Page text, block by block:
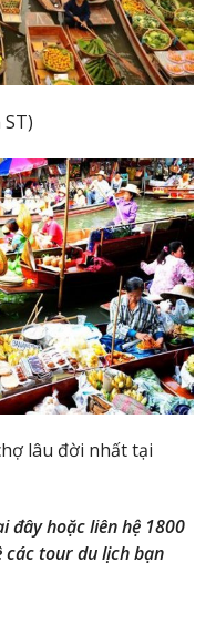
lâu đời nhất tại
đây hoặc liên hệ 1800
tour du lịch bạn